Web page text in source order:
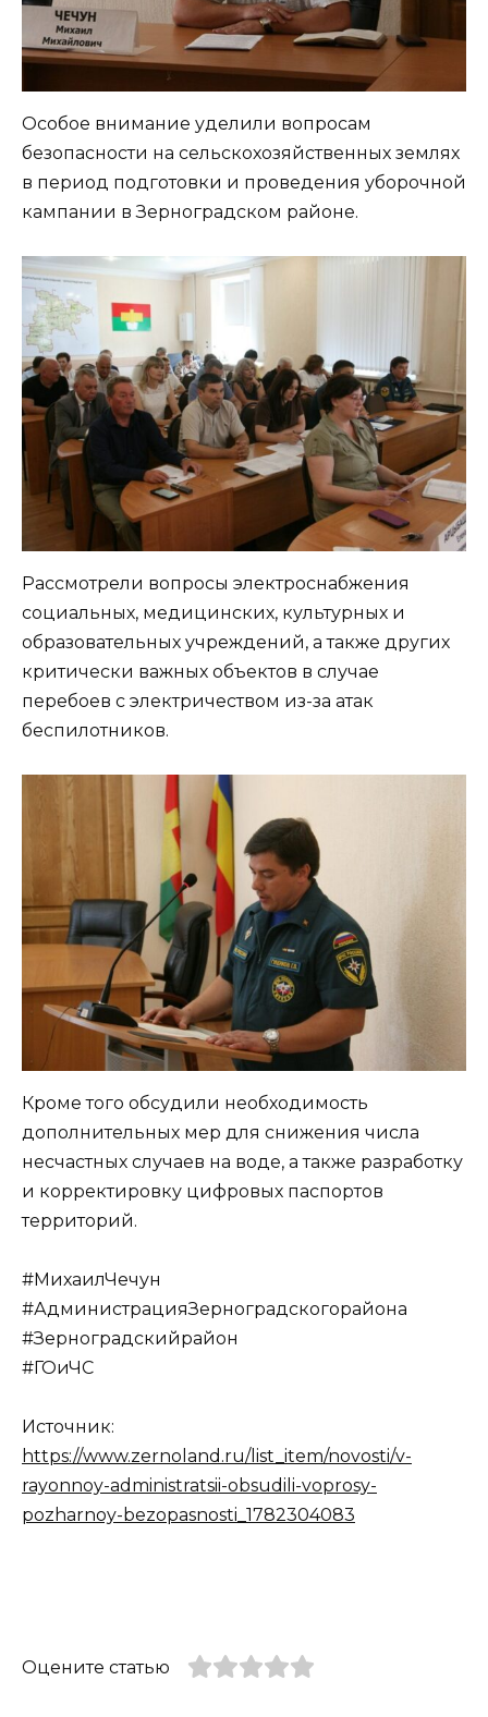
Особое внимание уделили вопросам
безопасности на сельскохозяйственных землях
в период подготовки и проведения уборочной
кампании в Зерноградском районе.
Рассмотрели вопросы электроснабжения
социальных, медицинских, культурных и
образовательных учреждений, а также других
критически важных объектов в случае
перебоев с электричеством из-за атак
беспилотников.
Кроме того обсудили необходимость
дополнительных мер для снижения числа
несчастных случаев на воде, а также разработку
и корректировку цифровых паспортов
территорий.
#МихаилЧечун
#АдминистрацияЗерноградскогорайона
#Зерноградскийрайон
#ГОиЧС
Источник:
https://www.zernoland.ru/list_item/novosti/v-
rayonnoy-administratsii-obsudili-voprosy-
pozharnoy-bezopasnosti_1782304083
Оцените статью